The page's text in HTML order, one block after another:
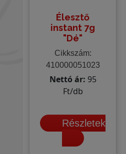
Élesztő
instant 7g
"Dé"
Cikkszám:
410000051023
Nettó ár: 95
Ft/db
Részletek